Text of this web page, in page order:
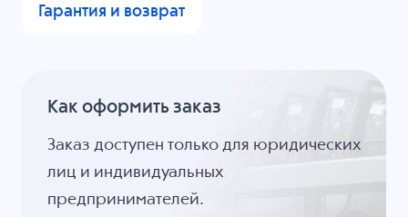
Гарантия и возврат
Как оформить заказ
Заказ доступен только для юридических
лиц и индивидуальных
предпринимателей.